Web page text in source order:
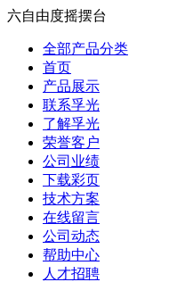
六自由度摇摆台
全部产品分类
首页
产品展示
联系孚光
了解孚光
荣誉客户
公司业绩
下载彩页
技术方案
在线留言
公司动态
帮助中心
人才招聘